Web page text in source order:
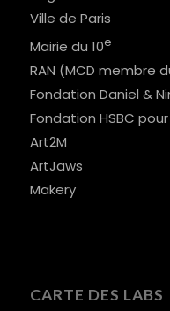
Ville de Paris
Mairie du 10e
RAN (MCD membre
Fondation Daniel &
Fondation HSBC
Art2M
ArtJaws
Makery
CARTE DES LABS